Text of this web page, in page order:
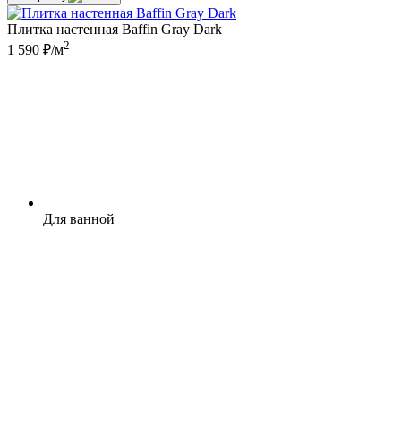
Плитка настенная Baffin Gray Dark
1 590 ₽/м2
Для ванной